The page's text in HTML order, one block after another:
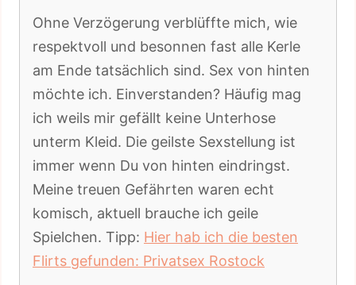
Ohne Verzögerung verblüffte mich, wie
respektvoll und besonnen fast alle Kerle
am Ende tatsächlich sind. Sex von hinten
möchte ich. Einverstanden? Häufig mag
ich weils mir gefällt keine Unterhose
unterm Kleid. Die geilste Sexstellung ist
immer wenn Du von hinten eindringst.
Meine treuen Gefährten waren echt
komisch, aktuell brauche ich geile
Spielchen. Tipp: Hier hab ich die besten
Flirts gefunden: Privatsex Rostock